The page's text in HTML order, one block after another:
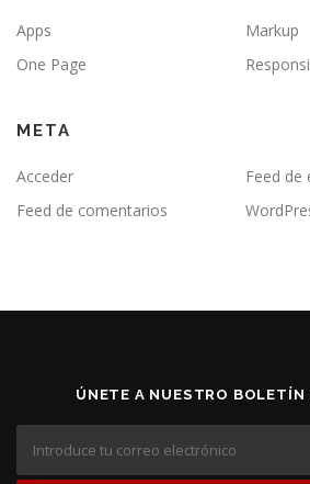
Apps
Markup
One Page
META
Acceder
Feed de
Feed de comentarios
ÚNETE A NUESTRO BOLETÍN